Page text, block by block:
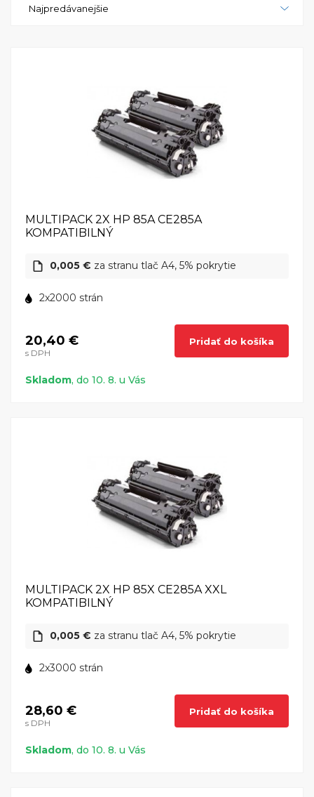
pripravené zvládnuť rozmanité tlačové úlohy. S
Najpredávanejšie
MULTIPACK 2X HP 85A CE285A
KOMPATIBILNÝ
0,005 € za stranu tlač A4, 5% pokrytie
2x2000 strán
20,40 €
s DPH
Pridať do košíka
Skladom, do 10. 8. u Vás
MULTIPACK 2X HP 85X CE285A XXL
KOMPATIBILNÝ
0,005 € za stranu tlač A4, 5% pokrytie
2x3000 strán
28,60 €
s DPH
Pridať do košíka
Skladom, do 10. 8. u Vás